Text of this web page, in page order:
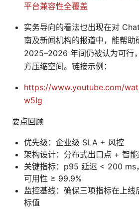
平台兼容性全覆盖
实务导向的看法也出现在对
南及新闻机构的报道中，能帮助
2025–2026 年间仍被认为可行
方压缩空间。链接示例：
https://www.youtube.com/
w5Ig
要点回顾
优先级：企业级 SLA + 风控
架构设计：分布式出口点 + 智
关键指标：p95 延迟 < 200 ms
可用性 ≥ 99.9%
监控基线：确保三项指标在上
标值